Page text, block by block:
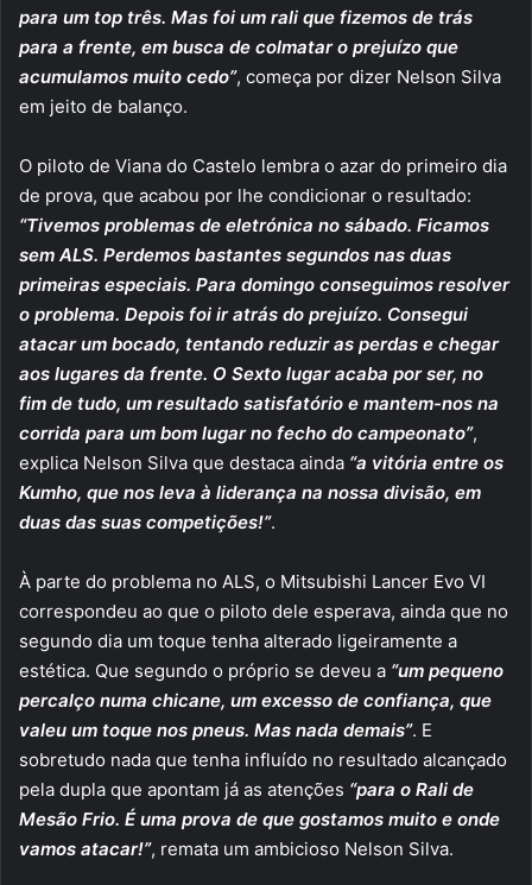
para um top três. Mas foi um rali que fizemos de trás
para a frente, em busca de colmatar o prejuízo que
acumulamos muito cedo”, começa por dizer Nelson Silva
em jeito de balanço.
O piloto de Viana do Castelo lembra o azar do primeiro dia
de prova, que acabou por lhe condicionar o resultado:
“Tivemos problemas de eletrónica no sábado. Ficamos
sem ALS. Perdemos bastantes segundos nas duas
primeiras especiais. Para domingo conseguimos resolver
o problema. Depois foi ir atrás do prejuízo. Consegui
atacar um bocado, tentando reduzir as perdas e chegar
aos lugares da frente. O Sexto lugar acaba por ser, no
fim de tudo, um resultado satisfatório e mantem-nos na
corrida para um bom lugar no fecho do campeonato”,
explica Nelson Silva que destaca ainda “a vitória entre os
Kumho, que nos leva à liderança na nossa divisão, em
duas das suas competições!”.
À parte do problema no ALS, o Mitsubishi Lancer Evo VI
correspondeu ao que o piloto dele esperava, ainda que no
segundo dia um toque tenha alterado ligeiramente a
estética. Que segundo o próprio se deveu a “um pequeno
percalço numa chicane, um excesso de confiança, que
valeu um toque nos pneus. Mas nada demais”. E
sobretudo nada que tenha influído no resultado alcançado
pela dupla que apontam já as atenções “para o Rali de
Mesão Frio. É uma prova de que gostamos muito e onde
vamos atacar!”, remata um ambicioso Nelson Silva.